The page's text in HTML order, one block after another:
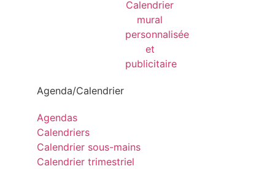
Agenda/Calendrier
Agendas
Calendriers
Calendrier sous-mains
Calendrier trimestriel